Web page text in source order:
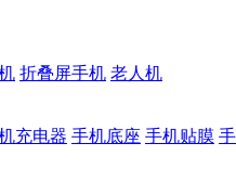
折叠屏手机 老人机
充电器 手机底座 手机贴膜